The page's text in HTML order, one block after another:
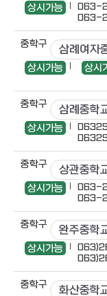
상시가능
063-
063-
중학구 삼례여자
상시가능 상시
중학구 삼례중학
상시가능
중학구 상관중학
상시가능
063-
063-
중학구 완주중학
상시가능
중학구 화산중학